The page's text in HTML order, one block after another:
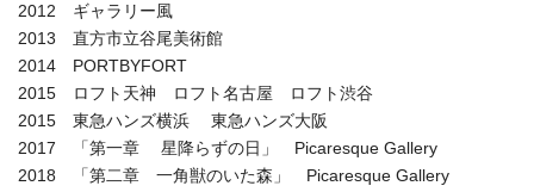
2012 ギャラリー風
2013 直方市立谷尾美術館
2014 PORTBYFORT
2015 ロフト天神 ロフト名古屋 ロフト渋谷
2015 東急ハンズ横浜 東急ハンズ大阪
2017 「第一章 星降らずの日」 Picaresque Gallery
2018 「第二章 一角獣のいた森」 Picaresque Gallery